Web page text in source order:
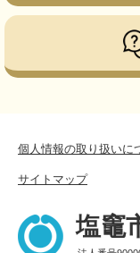
個人情報の取り扱いに
サイトマップ
塩竈